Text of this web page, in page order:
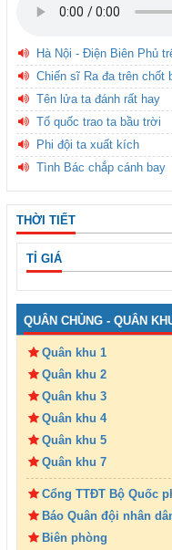
Hà Nội - Điện Biên Phủ
Chiến sĩ Ra đa trên chốt
Tên lửa ta đánh rất hay
Tổ quốc trao ta bầu trời
Phi đội ta xuất kích
Tình Bác chắp cánh bay
THỜI TIẾT
TỈ GIÁ
QUÂN CHỦNG - QUÂN
Quân khu 1
Quân khu 2
Quân khu 3
Quân khu 4
Quân khu 5
Quân khu 7
Cổng TTĐT Bộ Quốc
Báo Quân đội nhân
Biên phòng